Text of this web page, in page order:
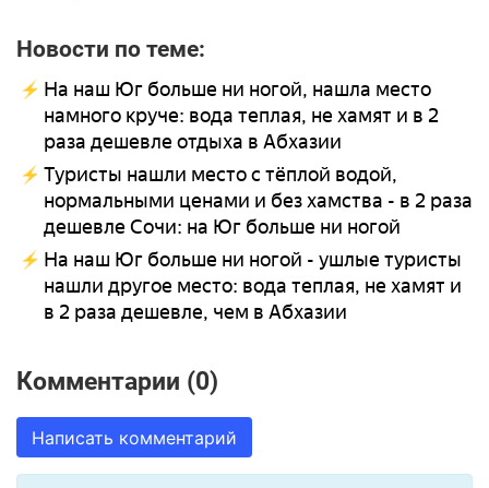
Новости по теме:
На наш Юг больше ни ногой, нашла место
намного круче: вода теплая, не хамят и в 2
раза дешевле отдыха в Абхазии
Туристы нашли место с тёплой водой,
нормальными ценами и без хамства - в 2 раза
дешевле Сочи: на Юг больше ни ногой
На наш Юг больше ни ногой - ушлые туристы
нашли другое место: вода теплая, не хамят и
в 2 раза дешевле, чем в Абхазии
Комментарии (0)
Написать комментарий